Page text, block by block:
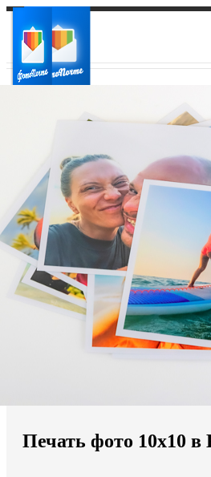
Ваш регион доставки
Выберите из списка:
Мы доставляем по всему миру
Продолжить без города
Печать фото 10х10 в